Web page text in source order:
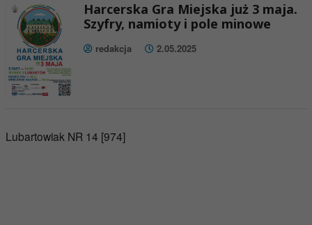
Harcerska Gra Miejska już 3 maja.
Szyfry, namioty i pole minowe
redakcja 2.05.2025
Lubartowiak NR 14 [974]